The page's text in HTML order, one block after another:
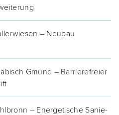
– Neu­bau
Gmünd – Bar­rie­re­frei­er
– Ener­ge­ti­sche Sanie­